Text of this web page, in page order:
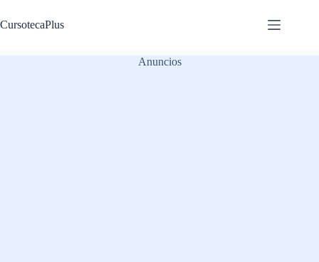
al
contenido
CursotecaPlus
Anuncios